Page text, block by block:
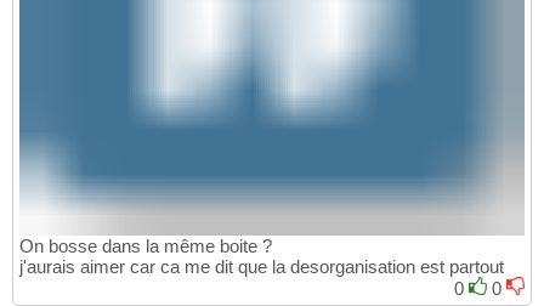
On bosse dans la même boite ?
j'aurais aimer car ca me dit que la desorganisation est partout
0
0